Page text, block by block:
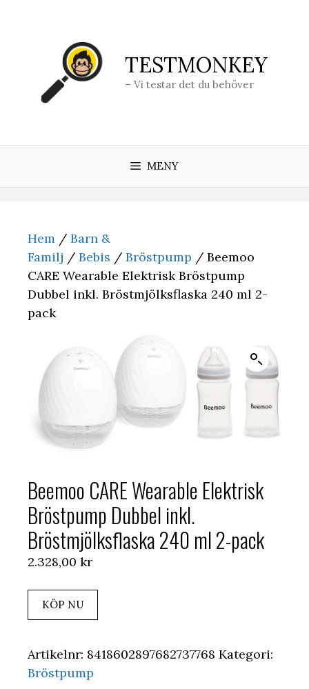
TESTMONKEY
– Vi testar det du behöver
MENY
Hem / Barn &
Familj / Bebis / Bröstpump / Beemoo
CARE Wearable Elektrisk Bröstpump
Dubbel inkl. Bröstmjölksflaska 240 ml 2-
pack
Beemoo CARE Wearable Elektrisk
Bröstpump Dubbel inkl.
Bröstmjölksflaska 240 ml 2-pack
2.328,00 kr
KÖP NU
Artikelnr: 8418602897682737768 Kategori:
Bröstpump